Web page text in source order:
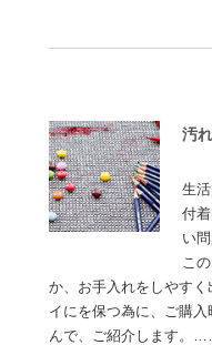
汚
生
付
い問
こ
か、お手入れをしやす
イにを保つ為に、ご購
んで、ご紹介します。